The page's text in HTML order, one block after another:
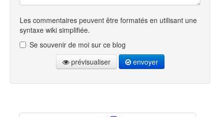
Les commentaires peuvent être formatés en utilisant une
syntaxe wiki simplifiée.
Se souvenir de moi sur ce blog
prévisualiser
envoyer